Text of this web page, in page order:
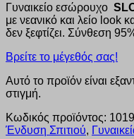
Γυναικείο εσώρουχο
με νεανικό και λείο look
δεν ξεφτίζει. Σύνθεση
Βρείτε το μέγεθός σας!
Αυτό το προϊόν είναι
στιγμή.
Κωδικός προϊόντος:
Ένδυση Σπιτιού,